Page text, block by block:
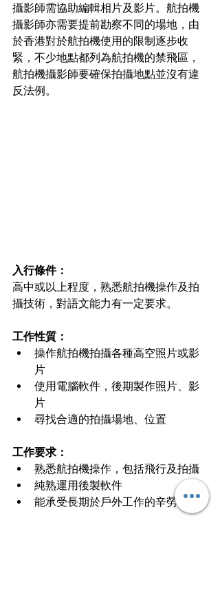
攝影師需協助編輯相片及影片。航拍機
攝影師亦需要提前勘察不同的場地，由
於香港對於航拍機使用的限制逐步收
緊，不少地點都列為航拍機的禁飛區，
航拍機攝影師要確保拍攝地點並沒有違
反法例。
入行條件：
高中或以上程度，熟悉航拍機操作及拍
攝技術，對語文能力有一定要求。
工作性質：
操作航拍機拍攝各種高空照片或影
片
使用電腦軟件，後期製作照片、影
片
尋找合適的拍攝場地、位置
工作要求：
熟悉航拍機操作，包括飛行及拍攝
純熟運用後製軟件
能承受長期於戶外工作的辛勞